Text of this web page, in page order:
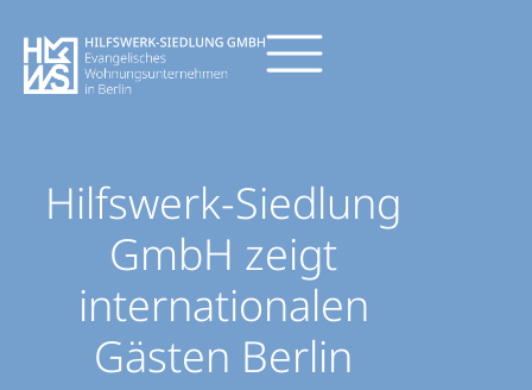
Hilfswerk-Siedlung
GmbH zeigt
internationalen
Gästen Berlin